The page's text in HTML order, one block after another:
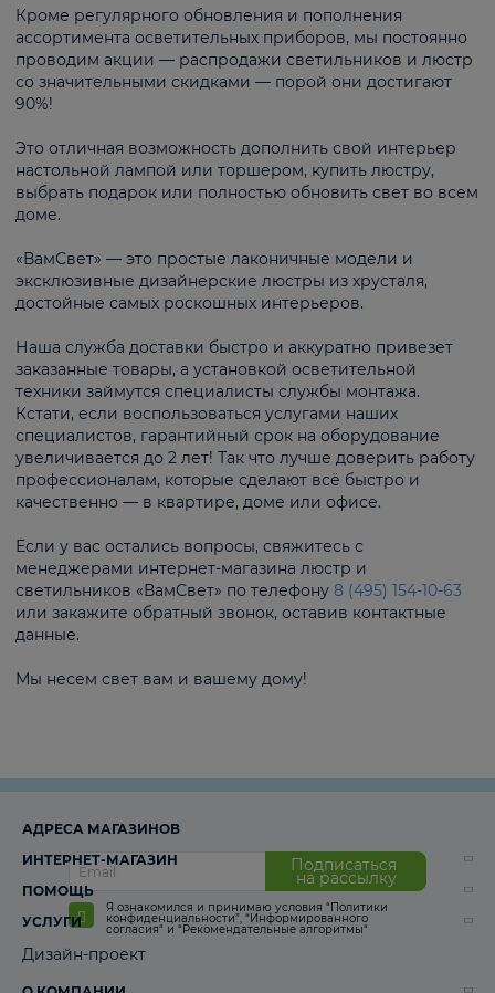
Кроме регулярного обновления и пополнения
ассортимента осветительных приборов, мы постоянно
проводим акции — распродажи светильников и люстр
со значительными скидками — порой они достигают
90%!
Это отличная возможность дополнить свой интерьер
настольной лампой или торшером, купить люстру,
выбрать подарок или полностью обновить свет во всем
доме.
«ВамСвет» — это простые лаконичные модели и
эксклюзивные дизайнерские люстры из хрусталя,
достойные самых роскошных интерьеров.
Наша служба доставки быстро и аккуратно привезет
заказанные товары, а установкой осветительной
техники займутся специалисты службы монтажа.
Кстати, если воспользоваться услугами наших
специалистов, гарантийный срок на оборудование
увеличивается до 2 лет! Так что лучше доверить работу
профессионалам, которые сделают всё быстро и
качественно — в квартире, доме или офисе.
Если у вас остались вопросы, свяжитесь с
менеджерами интернет-магазина люстр и
светильников «ВамСвет» по телефону 8 (495) 154-10-63
или закажите обратный звонок, оставив контактные
данные.
Мы несем свет вам и вашему дому!
Подписаться
на рассылку
Я ознакомился и принимаю условия “Политики
конфиденциальности”, “Информированного
согласия“ и “Рекомендательные алгоритмы“
АДРЕСА МАГАЗИНОВ
ИНТЕРНЕТ-МАГАЗИН
ПОМОЩЬ
УСЛУГИ
Дизайн-проект